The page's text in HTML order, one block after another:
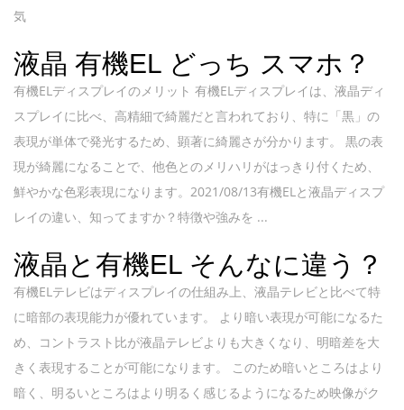
気
液晶 有機EL どっち スマホ？
有機ELディスプレイのメリット 有機ELディスプレイは、液晶ディ
スプレイに比べ、高精細で綺麗だと言われており、特に「黒」の
表現が単体で発光するため、顕著に綺麗さが分かります。 黒の表
現が綺麗になることで、他色とのメリハリがはっきり付くため、
鮮やかな色彩表現になります。2021/08/13有機ELと液晶ディスプ
レイの違い、知ってますか？特徴や強みを ...
液晶と有機EL そんなに違う？
有機ELテレビはディスプレイの仕組み上、液晶テレビと比べて特
に暗部の表現能力が優れています。 より暗い表現が可能になるた
め、コントラスト比が液晶テレビよりも大きくなり、明暗差を大
きく表現することが可能になります。 このため暗いところはより
暗く、明るいところはより明るく感じるようになるため映像がク